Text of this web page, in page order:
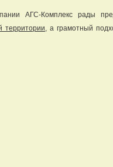
АГС-Комплекс рады
территории, а грамотный